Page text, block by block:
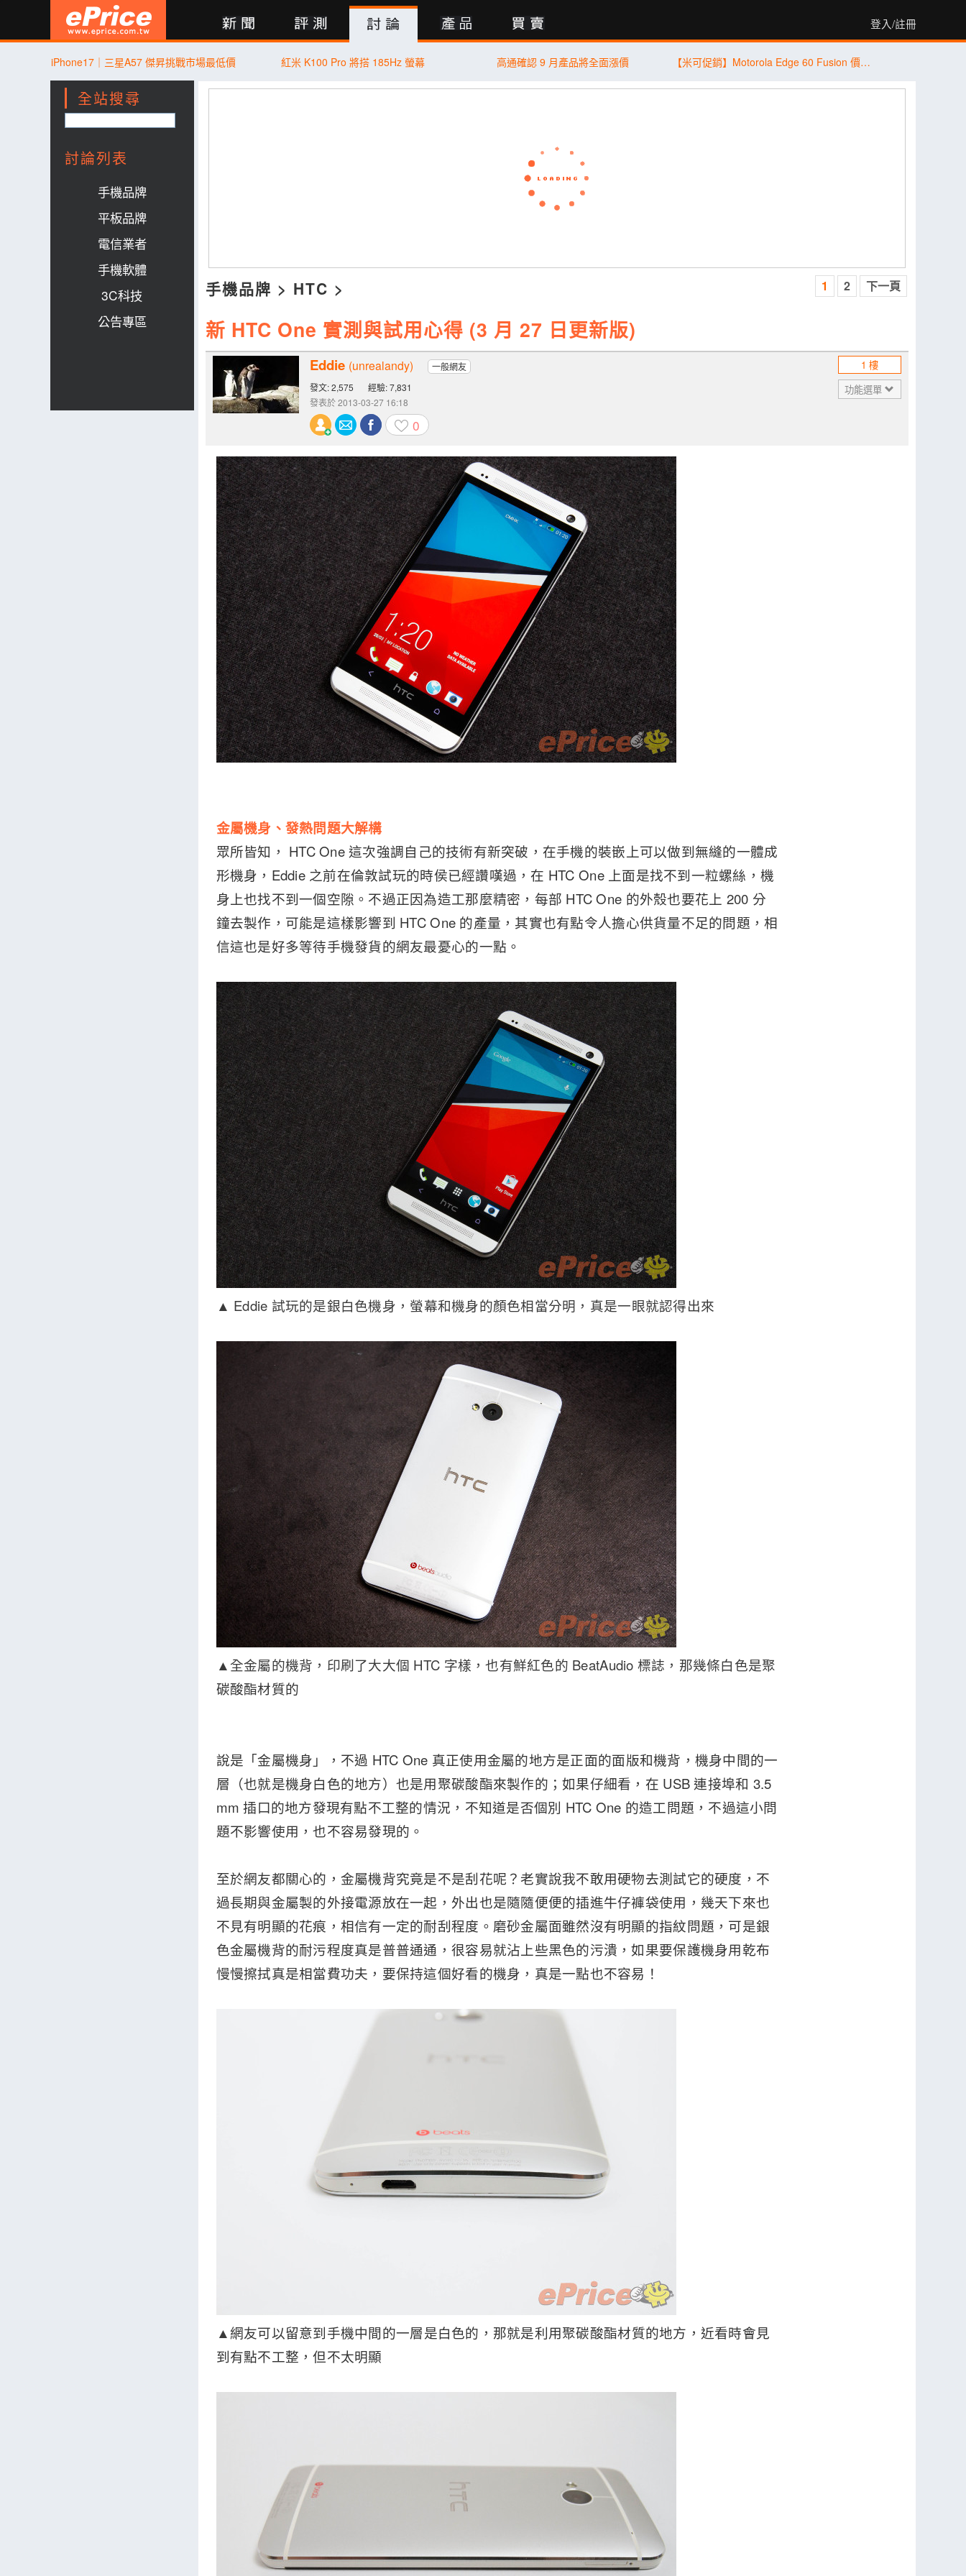
登入/註冊
評測 討論 產品 買賣 登入 行動版
iPhone17｜三星A57 傑昇挑戰市場最低價 紅米 K100 Pro 將搭 185Hz 螢幕 高通確認 9 月產品將全面漲價 【米可促銷】Motorola Edge 60 Fusion 價格破盤！米可手機館限時 $8,490 (7/31~8/2)
全站搜尋
討論列表
手機品牌
平板品牌
電信業者
手機軟體
3C科技
公告專區
手機品牌 > HTC > 1 2 下一頁
新 HTC One 實測與試用心得 (3 月 27 日更新版)
Eddie (unrealandy)
一般網友
發文: 2,575
經驗: 7,831
發表於 2013-03-27 16:18
0
1 樓
功能選單
金屬機身、發熱問題大解構
眾所皆知， HTC One 這次強調自己的技術有新突破，在手機的裝嵌上可以做到無縫的一體成
形機身，Eddie 之前在倫敦試玩的時侯已經讚嘆過，在 HTC One 上面是找不到一粒螺絲，機
身上也找不到一個空隙。不過正因為造工那麼精密，每部 HTC One 的外殼也要花上 200 分
鐘去製作，可能是這樣影響到 HTC One 的產量，其實也有點令人擔心供貨量不足的問題，相
信這也是好多等待手機發貨的網友最憂心的一點。
▲ Eddie 試玩的是銀白色機身，螢幕和機身的顏色相當分明，真是一眼就認得出來
▲全金屬的機背，印刷了大大個 HTC 字樣，也有鮮紅色的 BeatAudio 標誌，那幾條白色是聚
碳酸酯材質的
說是「金屬機身」，不過 HTC One 真正使用金屬的地方是正面的面版和機背，機身中間的一
層（也就是機身白色的地方）也是用聚碳酸酯來製作的；如果仔細看，在 USB 連接埠和 3.5
mm 插口的地方發現有點不工整的情況，不知道是否個別 HTC One 的造工問題，不過這小問
題不影響使用，也不容易發現的。
至於網友都關心的，金屬機背究竟是不是刮花呢？老實說我不敢用硬物去測試它的硬度，不
過長期與金屬製的外接電源放在一起，外出也是隨隨便便的插進牛仔褲袋使用，幾天下來也
不見有明顯的花痕，相信有一定的耐刮程度。磨砂金屬面雖然沒有明顯的指紋問題，可是銀
色金屬機背的耐污程度真是普普通通，很容易就沾上些黑色的污潰，如果要保護機身用乾布
慢慢擦拭真是相當費功夫，要保持這個好看的機身，真是一點也不容易！
▲網友可以留意到手機中間的一層是白色的，那就是利用聚碳酸酯材質的地方，近看時會見
到有點不工整，但不太明顯